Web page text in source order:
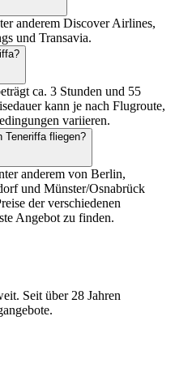
anderem Discover Airlines,
und Transavia.
ca. 3 Stunden und 55
kann je nach Flugroute,
variieren.
Teneriffa fliegen?
anderem von Berlin,
und Münster/Osnabrück
der verschiedenen
Angebot zu finden.
Seit über 28 Jahren